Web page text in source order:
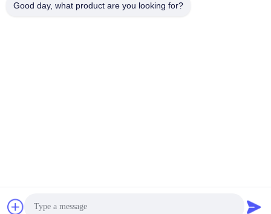
17. Stockwerk, Block 9A, Baoneng Science Park, Qinghu
Energiewaffe Lieferant. Copyright-© 2024-2026 HUSHA GROUP .
Good day, what product are you looking for?